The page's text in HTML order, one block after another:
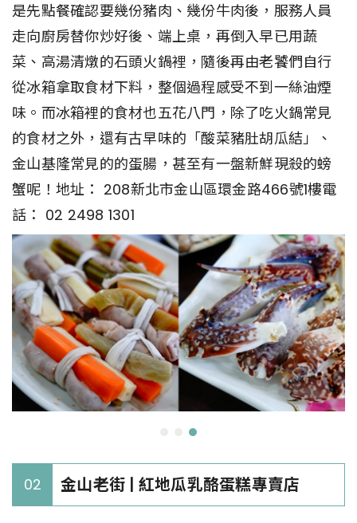
是先點餐確認要幾份豬肉、幾份牛肉後，服務人員
走向廚房替你炒好後、端上桌，再倒入早已用蔬
菜、高湯清燉的石頭火鍋裡，隨後再由老饕們自行
從冰箱拿取食材下料，整個過程感受不到一絲油煙
味。而冰箱裡的食材也五花八門，除了吃火鍋常見
的食材之外，還有古早味的「酸菜豬肚胡瓜結」、
金山基隆常見的的蛋腸，甚至有一盤新鮮現殺的螃
蟹呢！地址： 208新北市金山區環金路466號1樓電
話： 02 2498 1301
02 金山老街 | 紅地瓜乳酪蛋糕專賣店